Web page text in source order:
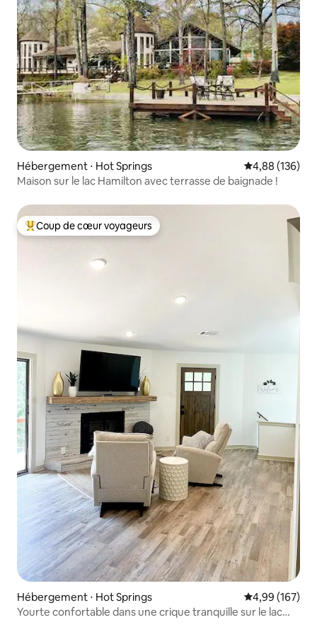
Hébergement ⋅ Hot Springs Évaluation
4,88 (136)
Maison sur le lac Hamilton avec terrasse de baignade !
Coups de cœur voyageurs les plus appréciés
Coup de cœur voyageurs
Hébergement ⋅ Hot Springs Évaluation
4,99 (167)
Yourte confortable dans une crique tranquille sur le lac